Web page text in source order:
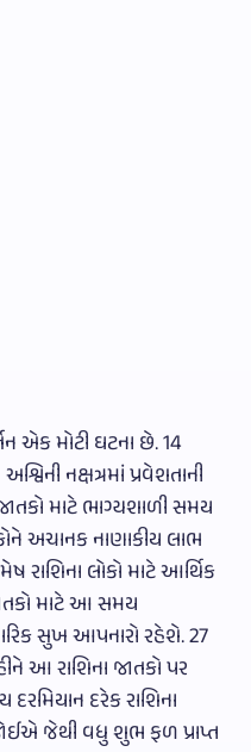
એક મોટી ઘટના છે. 14
નક્ષત્રમાં પ્રવેશતાની
માટે ભાગ્યશાળી સમય
અચાનક નાણાકીય લાભ
રાશિના લોકો માટે આર્થિક
માટે આ સમય
સુખ આપનારો રહેશે. 27
આ રાશિના જાતકો પર
દરેક રાશિના
જેથી વધુ શુભ ફળ પ્રાપ્ત